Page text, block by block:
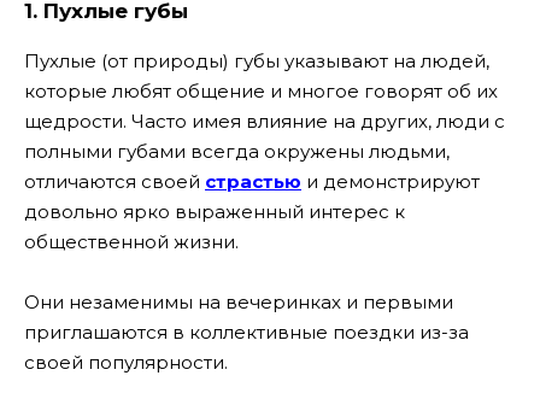
1. Пухлые губы
Пухлые (от природы) губы указывают на людей,
которые любят общение и многое говорят об их
щедрости. Часто имея влияние на других, люди с
полными губами всегда окружены людьми,
отличаются своей страстью и демонстрируют
довольно ярко выраженный интерес к
общественной жизни.
Они незаменимы на вечеринках и первыми
приглашаются в коллективные поездки из-за
своей популярности.